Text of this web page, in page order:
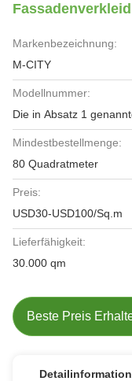
Markenbezeichnung:
M-CITY
Modellnummer:
Die in Absatz 1
Mindestbestellmenge:
80 Quadratmeter
Preis:
USD30-USD100/Sq.m
Lieferfähigkeit:
30.000 qm
Beste Preis